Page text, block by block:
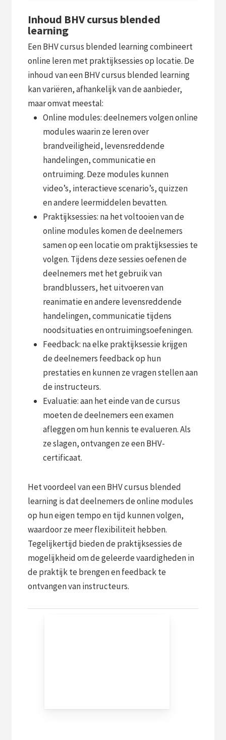
Inhoud BHV cursus blended
learning
Een BHV cursus blended learning combineert
online leren met praktijksessies op locatie. De
inhoud van een BHV cursus blended learning
kan variëren, afhankelijk van de aanbieder,
maar omvat meestal:
Online modules: deelnemers volgen online
modules waarin ze leren over
brandveiligheid, levensreddende
handelingen, communicatie en
ontruiming. Deze modules kunnen
video’s, interactieve scenario’s, quizzen
en andere leermiddelen bevatten.
Praktijksessies: na het voltooien van de
online modules komen de deelnemers
samen op een locatie om praktijksessies te
volgen. Tijdens deze sessies oefenen de
deelnemers met het gebruik van
brandblussers, het uitvoeren van
reanimatie en andere levensreddende
handelingen, communicatie tijdens
noodsituaties en ontruimingsoefeningen.
Feedback: na elke praktijksessie krijgen
de deelnemers feedback op hun
prestaties en kunnen ze vragen stellen aan
de instructeurs.
Evaluatie: aan het einde van de cursus
moeten de deelnemers een examen
afleggen om hun kennis te evalueren. Als
ze slagen, ontvangen ze een BHV-
certificaat.
Het voordeel van een BHV cursus blended
learning is dat deelnemers de online modules
op hun eigen tempo en tijd kunnen volgen,
waardoor ze meer flexibiliteit hebben.
Tegelijkertijd bieden de praktijksessies de
mogelijkheid om de geleerde vaardigheden in
de praktijk te brengen en feedback te
ontvangen van instructeurs.